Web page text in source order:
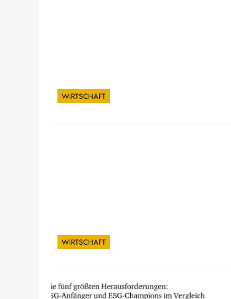
WIRTSCHAFT
WIRTSCHAFT